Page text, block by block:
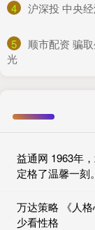
4 沪深投 中央
5
顺市配资 骗
光
益通网 1963年
定格了温馨一刻。
万达策略 《人
少看性格